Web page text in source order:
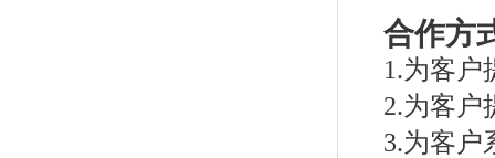
合作方
1.为客户
2.为客户
3.为客户